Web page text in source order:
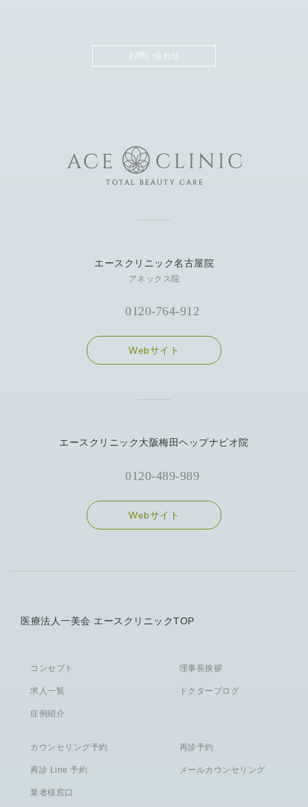
お問い合わせ
エースクリニック名古屋院
アネックス院
0120-764-912
Webサイト
エースクリニック大阪梅田ヘップナビオ院
0120-489-989
Webサイト
医療法人一美会 エースクリニックTOP
コンセプト 理事長挨拶
求人一覧 ドクターブログ
症例紹介
カウンセリング予約 再診予約
再診 Line 予約 メールカウンセリング
業者様窓口